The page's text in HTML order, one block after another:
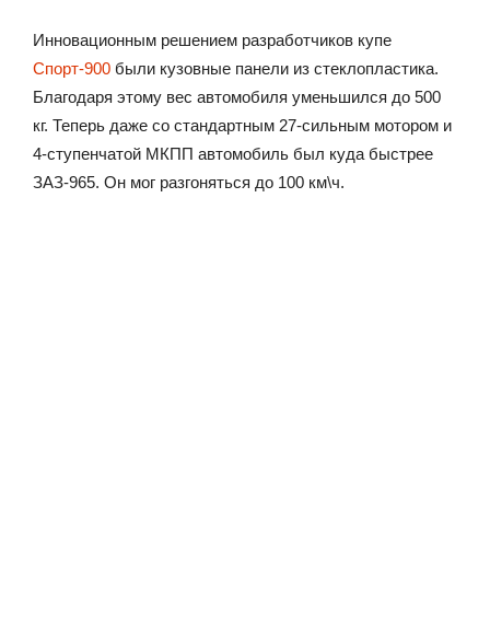
Инновационным решением разработчиков купе
Спорт-900 были кузовные панели из стеклопластика.
Благодаря этому вес автомобиля уменьшился до 500
кг. Теперь даже со стандартным 27-сильным мотором и
4-ступенчатой МКПП автомобиль был куда быстрее
ЗАЗ-965. Он мог разгоняться до 100 км\ч.